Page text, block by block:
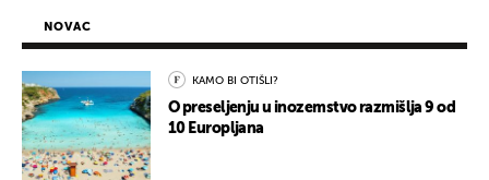
NOVAC
KAMO BI OTIŠLI?
O preseljenju u inozemstvo razmišlja 9 od
10 Europljana